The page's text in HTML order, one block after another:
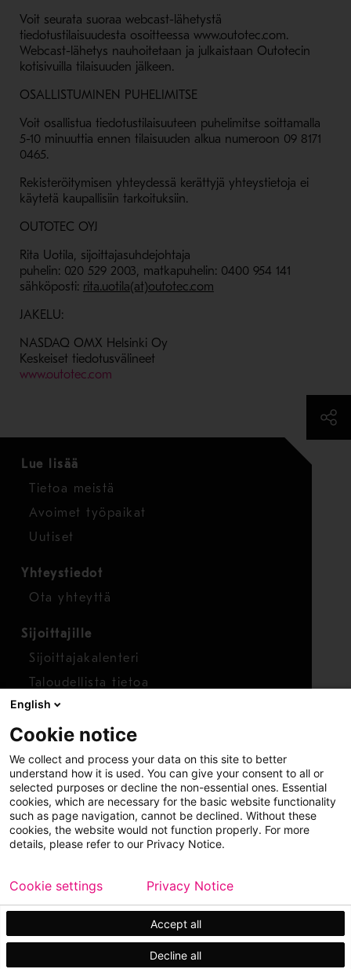
Voit seurata suoraa webcast-lähetystä
tiedotustilaisuudesta osoitteessa www.outotec.com.
Webcast-lähetys nauhoitetaan ja julkaistaan Outotecin
kotisivuilla tilaisuuden jälkeen.
OSALLISTUMINEN PUHELIMITSE
Voit osallistua tiedotustilaisuuteen puhelimitse soittamalla
5-10 minuuttia ennen tilaisuuden alkua numeroon 09 8171
0465.
Rekisteröitymisen yhteydessä kerättyjä yhteystietoja ei
käytetä kaupallisiin tarkoituksiin.
OUTOTEC OYJ
Rita Uotila, sijoittajasuhdejohtaja
puhelin: 020 529 2003, matkapuhelin: 0400 954 141
sähköposti: rita.uotila(at)outotec.com
JAKELU:
NASDAQ OMX Helsinki Oy
Keskeiset tiedotusvälineet
www.outotec.com- Avaa uudessa ikkunassa
Lue lisää
Tietoa meistä
Avoimet työpaikat
Uutiset
Yhteystiedot
Ota yhteyttä
Sijoittajille
Sijoittajakalenteri
Taloudellista tietoa
Osakkeet
Raportoi huolenaihe
Whistleblower-työkalu
Copyright © 2026 Metso
Sivukartta
Käyttöehdot
Tietosuoja Tavaramerkit
English
Cookie notice
We collect and process your data on this site to better
understand how it is used. You can give your consent to all or
selected purposes or decline the non-essential ones. Essential
cookies, which are necessary for the basic website functionality
such as page navigation, cannot be declined. Without these
cookies, the website would not function properly. For more
details, please refer to our Privacy Notice.
Accept all
Decline all
Cookie settings Privacy Notice